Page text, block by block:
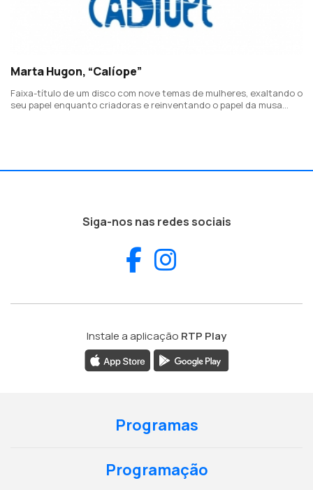
Marta Hugon, “Calíope”
Faixa-título de um disco com nove temas de mulheres, exaltando o
seu papel enquanto criadoras e reinventando o papel da musa
Siga-nos nas redes sociais
Facebook
Instale a aplicação RTP Play
Programas
Programação